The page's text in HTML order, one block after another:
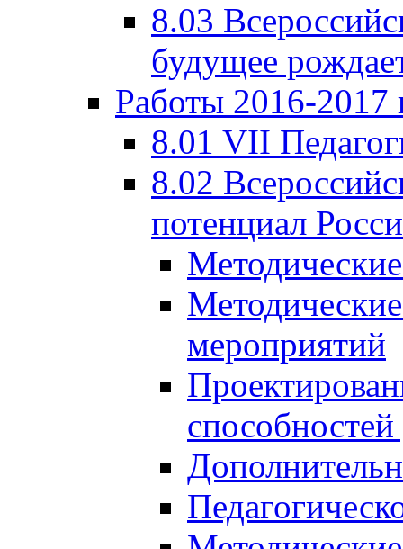
8.03
будущее
Работы 2016-2017
8.01 VII
8.02
потенциал
мероприятий